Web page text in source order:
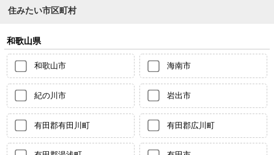
住みたい市区町村
和歌山県
和歌山市 海南市
紀の川市 岩出市
有田郡有田川町 有田郡広川町